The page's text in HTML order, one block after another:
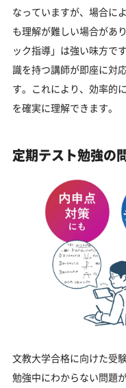
なっていますが、場合に
も理解が難しい場合があ
ック指導」は強い味方で
識を持つ講師が即座に対
す。これにより、効率的
を確実に理解できます。
定期テスト勉強の
文教大学合格に向けた受
勉強中にわからない問題